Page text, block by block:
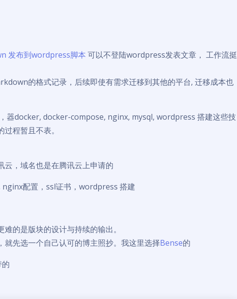
发布到wordpress脚本 可以不登陆wordpress发表文章， 工作流挺
的格式记录，后续即使有需求迁移到其他的平台, 迁移成本也
器docker, docker-compose, nginx, mysql, wordpress 搭建这些技
程暂且不表。
云，域名也是在腾讯云上申请的
配置，ssl证书，wordpress 搭建
的是版块的设计与持续的输出。
就先选一个自己认可的博主照抄。我这里选择Bense的